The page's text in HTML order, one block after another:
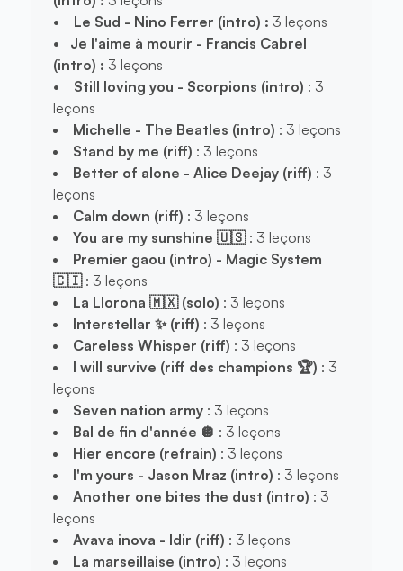
• Le Sud - Nino Ferrer (intro) : 3 leçons
• Je l'aime à mourir - Francis Cabrel
(intro) : 3 leçons
• Still loving you - Scorpions (intro) : 3
leçons
Michelle - The Beatles (intro) : 3 leçons
Stand by me (riff) : 3 leçons
Better of alone - Alice Deejay (riff) : 3
leçons
Calm down (riff) : 3 leçons
You are my sunshine 🇺🇸: 3 leçons
Premier gaou (intro) - Magic System
🇨🇮: 3 leçons
La Llorona 🇲🇽 (solo) : 3 leçons
Interstellar ✨ (riff) : 3 leçons
Careless Whisper (riff) : 3 leçons
I will survive (riff des champions 🏆) : 3
leçons
Seven nation army: 3 leçons
Bal de fin d'année 🪩 : 3 leçons
Hier encore (refrain) : 3 leçons
I'm yours - Jason Mraz (intro) : 3 leçons
Another one bites the dust (intro) : 3
leçons
Avava inova - Idir (riff) : 3 leçons
La marseillaise (intro) : 3 leçons